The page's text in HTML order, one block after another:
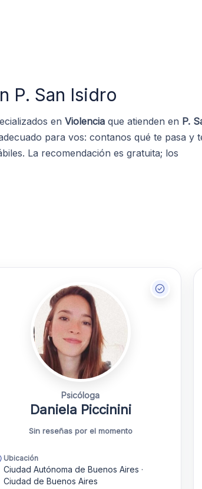
P. San Isidro
en Violencia que atienden en P.
para vos: contanos qué te pasa y
La recomendación es gratuita; los
Psicóloga
Daniela Piccinini
Sin reseñas por el momento
Ubicación
Ciudad Autónoma de Buenos Aires ·
Ciudad de Buenos Aires